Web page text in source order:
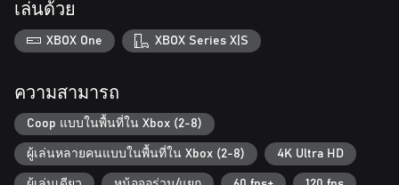
เล่นด้วย
XBOX One XBOX Series X|S
ความสามารถ
Coop แบบในพื้นที่ใน Xbox (2-8)
ผู้เล่นหลายคนแบบในพื้นที่ใน Xbox (2-8) 4K Ultra HD